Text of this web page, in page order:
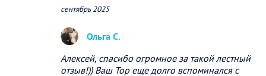
сентябрь 2025
Ольга С.
Алексей, спасибо огромное за такой лестный
отзыв!)) Ваш Тор еще долго вспоминался с